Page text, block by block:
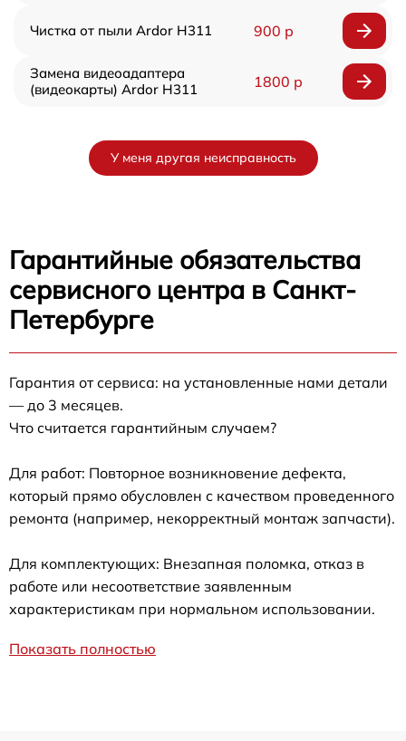
Чистка от пыли Ardor H311 900 р
Замена видеоадаптера
(видеокарты) Ardor H311
1800 р
У меня другая неисправность
Гарантийные обязательства
сервисного центра в Санкт-
Петербурге
Гарантия от сервиса: на установленные нами детали
— до 3 месяцев.
Что считается гарантийным случаем?
Для работ: Повторное возникновение дефекта,
который прямо обусловлен с качеством проведенного
ремонта (например, некорректный монтаж запчасти).
Для комплектующих: Внезапная поломка, отказ в
работе или несоответствие заявленным
характеристикам при нормальном использовании.
Показать полностью